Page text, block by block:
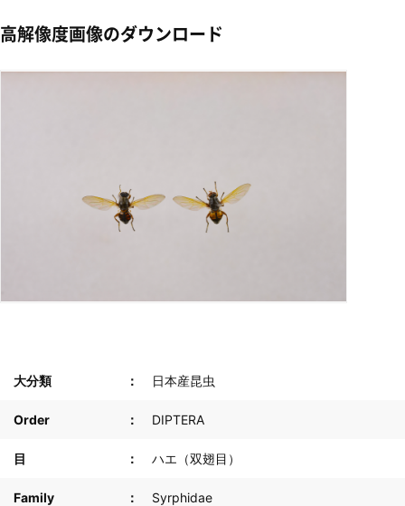
高解像度画像のダウンロード
大分類 日本産昆虫
Order DIPTERA
目 ハエ（双翅目）
Family Syrphidae